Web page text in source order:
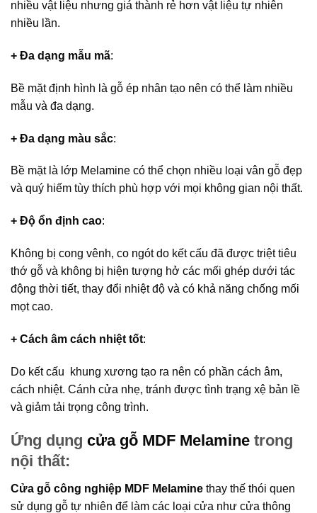
nhiều vật liệu nhưng giá thành rẻ hơn vật liệu tự nhiên
nhiều lần.
+ Đa dạng mẫu mã:
Bề mặt định hình là gỗ ép nhân tạo nên có thể làm nhiều
mẫu và đa dạng.
+ Đa dạng màu sắc:
Bề mặt là lớp Melamine có thể chọn nhiều loại vân gỗ đẹp
và quý hiếm tùy thích phù hợp với mọi không gian nội thất.
+ Độ ổn định cao:
Không bị cong vênh, co ngót do kết cấu đã được triệt tiêu
thớ gỗ và không bị hiện tượng hở các mối ghép dưới tác
động thời tiết, thay đổi nhiệt độ và có khả năng chống mối
mọt cao.
+ Cách âm cách nhiệt tốt:
Do kết cấu khung xương tạo ra nên có phần cách âm,
cách nhiệt. Cánh cửa nhẹ, tránh được tình trạng xệ bản lề
và giảm tải trọng công trình.
Ứng dụng cửa gỗ MDF Melamine trong
nội thất:
Cửa gỗ công nghiệp MDF Melamine thay thế thói quen
sử dụng gỗ tự nhiên để làm các loại cửa như cửa thông